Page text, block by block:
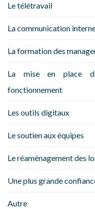
Le télétravail
La communication
La formation des
La mise en place
fonctionnement
Les outils digitaux
Le soutien aux équipes
Le réaménagement des
Une plus grande
Autre